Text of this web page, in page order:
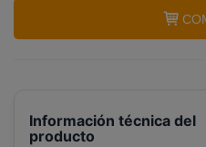
Información técnica del
producto
expansión caldera